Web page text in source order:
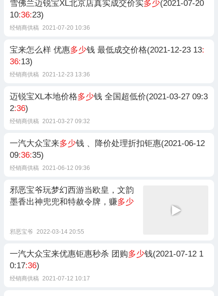
雪佛兰迈锐宝XL北京店真实成交价实多少(2021-07-20
10:36:23)
经销商供稿 2021-07-20 10:36
宝来怎么样 优惠多少钱 最低成交价格(2021-12-23 13:
36:13)
经销商供稿 2021-12-23 13:36
迈锐宝XL本地价格多少钱 全国超低价(2021-03-27 09:3
2:36)
经销商供稿 2021-03-27 09:32
一汽大众宝来多少钱 、降价处理折扣钜惠(2021-06-12
09:36:35)
经销商供稿 2021-06-12 09:36
邪恶宝爷玩梦幻西游当欧皇，文韵
墨香出神兜兜和特赦令牌，赚多少
邪恶宝爷 2022-03-14 20:55
一汽大众宝来优惠钜惠秒杀 团购多少钱(2021-07-12 1
0:17:36)
经销商供稿 2021-07-12 10:17